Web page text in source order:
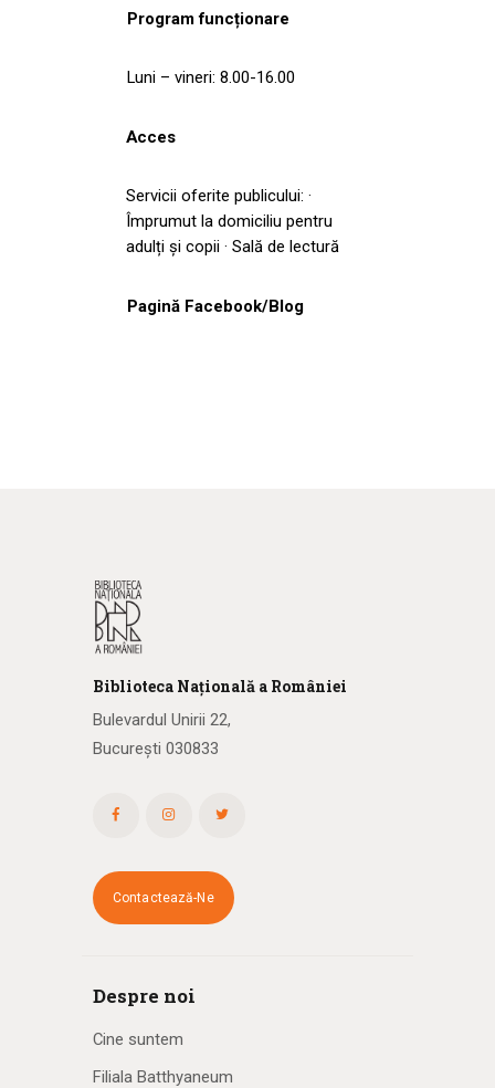
Program funcționare
Luni – vineri: 8.00-16.00
Acces
Servicii oferite publicului: ·
Împrumut la domiciliu pentru
adulți și copii · Sală de lectură
Pagină Facebook/Blog
Biblioteca Națională a României
Bulevardul Unirii 22,
București 030833
Contactează-Ne
Despre noi
Cine suntem
Filiala Batthyaneum